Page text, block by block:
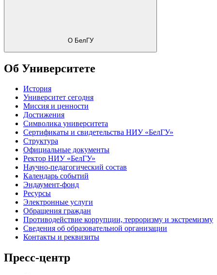
О БелГУ
Об Университете
История
Университет сегодня
Миссия и ценности
Достижения
Символика университета
Сертификаты и свидетельства НИУ «БелГУ»
Структура
Официальные документы
Ректор НИУ «БелГУ»
Научно-педагогический состав
Календарь событий
Эндаумент-фонд
Ресурсы
Электронные услуги
Обращения граждан
Противодействие коррупции, терроризму и экстремизму
Сведения об образовательной организации
Контакты и реквизиты
Пресс-центр